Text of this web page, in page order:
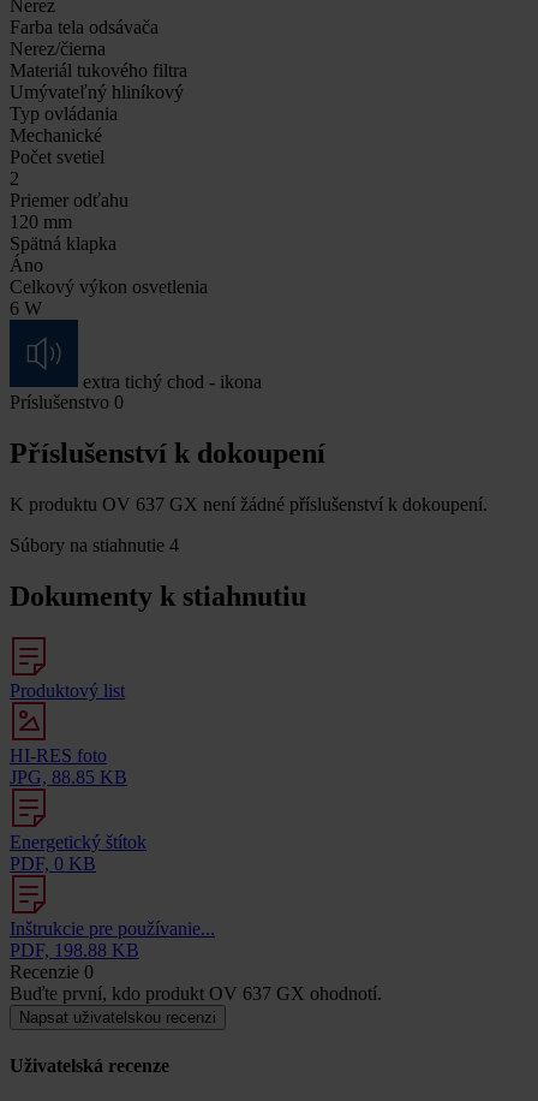
Nerez
Farba tela odsávača
Nerez/čierna
Materiál tukového filtra
Umývateľný hliníkový
Typ ovládania
Mechanické
Počet svetiel
2
Priemer odťahu
120 mm
Spätná klapka
Áno
Celkový výkon osvetlenia
6 W
extra tichý chod - ikona
Príslušenstvo 0
Příslušenství k dokoupení
K produktu OV 637 GX není žádné příslušenství k dokoupení.
Súbory na stiahnutie 4
Dokumenty k stiahnutiu
Produktový list
HI-RES foto
JPG, 88.85 KB
Energetický štítok
PDF, 0 KB
Inštrukcie pre používanie...
PDF, 198.88 KB
Recenzie 0
Buďte první, kdo produkt OV 637 GX ohodnotí.
Napsat uživatelskou recenzi
Uživatelská recenze